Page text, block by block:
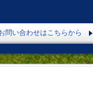
問い合わせはこちらから